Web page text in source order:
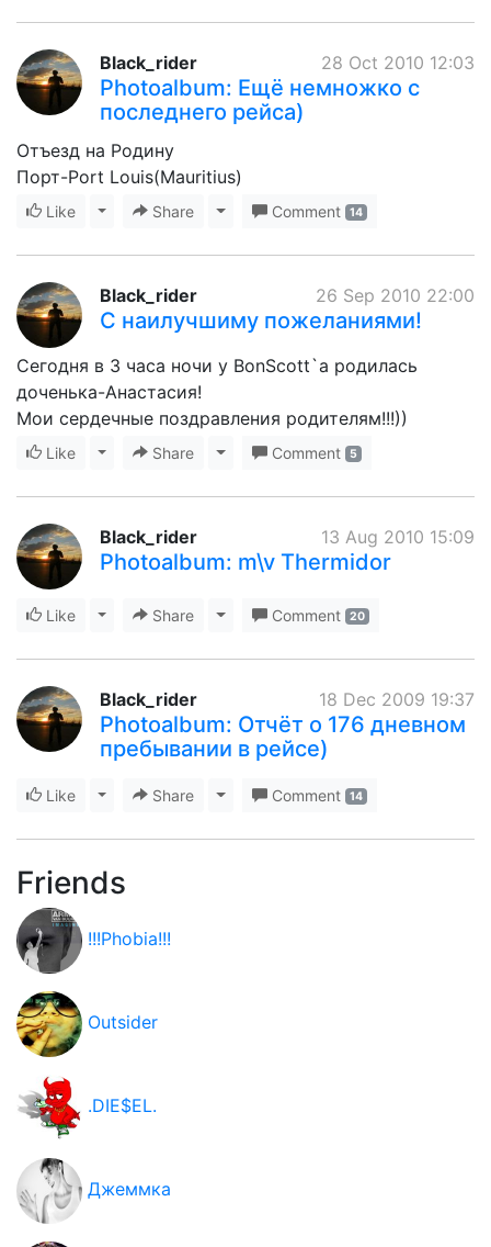
28 Oct 2010 12:03
Black_rider
Photoalbum: Ещё немножко с
последнего рейса)
Отъезд на Родину
Порт-Port Louis(Mauritius)
Like Toggle Dropdown
Share Toggle Dropdown
Comment 14
26 Sep 2010 22:00
Black_rider
С наилучшиму пожеланиями!
Сегодня в 3 часа ночи у BonScott`a родилась
доченька-Анастасия!
Мои сердечные поздравления родителям!!!))
Like Toggle Dropdown
Share Toggle Dropdown
Comment 5
13 Aug 2010 15:09
Black_rider
Photoalbum: m\v Thermidor
Like Toggle Dropdown
Share Toggle Dropdown
Comment 20
18 Dec 2009 19:37
Black_rider
Photoalbum: Отчёт о 176 дневном
пребывании в рейсе)
Like Toggle Dropdown
Share Toggle Dropdown
Comment 14
Friends
!!!Phobia!!!
Outsider
.DIE$EL.
Джеммка